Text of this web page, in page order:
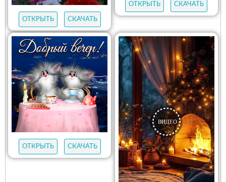
ОТКРЫТЬ СКАЧАТЬ
ОТКРЫТЬ СКАЧАТЬ
ОТКРЫТЬ СКАЧАТЬ